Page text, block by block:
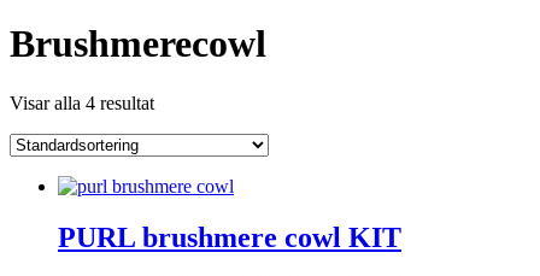
Brushmerecowl
Visar alla 4 resultat
PURL brushmere cowl KIT